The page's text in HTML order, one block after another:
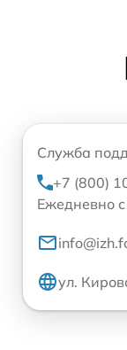
Служба
+7 (800)
Ежедневно
ул.